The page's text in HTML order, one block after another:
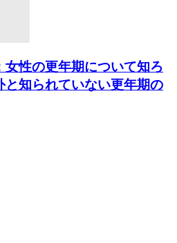
女性の更年期について知ろ
と知られていない更年期の